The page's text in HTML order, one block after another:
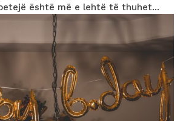
është më e lehtë të thuhet...